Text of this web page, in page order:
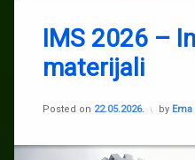
IMS 2026 –
materijali
Posted on 22.05.2026. by
Biootpad
inovativna
rješenja
Stipičević